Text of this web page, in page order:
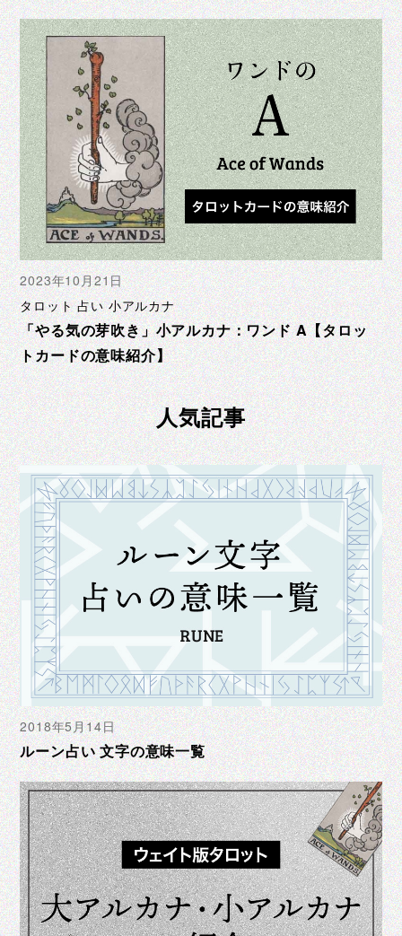
2023年10月21日
タロット 占い 小アルカナ
「やる気の芽吹き」小アルカナ：ワンド A【タロッ
トカードの意味紹介】
人気記事
2018年5月14日
ルーン占い 文字の意味一覧